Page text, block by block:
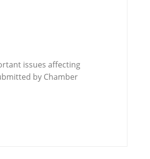
issues affecting
by Chamber